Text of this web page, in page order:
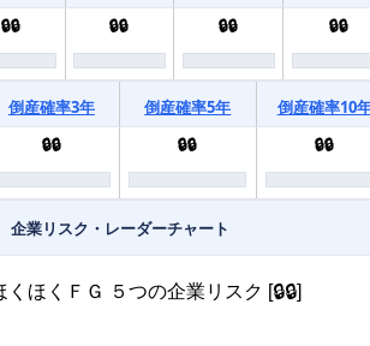
🔒🔒 🔒🔒 🔒🔒 🔒🔒
倒産確率3年 倒産確率5年
倒産確率10
🔒🔒 🔒🔒 🔒🔒
企業リスク・レーダーチャート